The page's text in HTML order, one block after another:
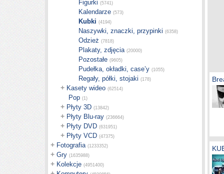
Figurki (5741)
Kalendarze (573)
Kubki (4194)
Naszywki, znaczki, przypinki (6358)
Odzież (7818)
Plakaty, zdjęcia (20000)
Pozostałe (9605)
Pudełka, okładki, case’y (1055)
Regały, półki, stojaki (178)
+ Kasety wideo (62514)
Pop (1)
+ Płyty 3D (13842)
+ Płyty Blu-ray (236664)
+ Płyty DVD (631951)
+ Płyty VCD (47375)
+ Fotografia (1233352)
+ Gry (1635988)
+ Kolekcje (4951400)